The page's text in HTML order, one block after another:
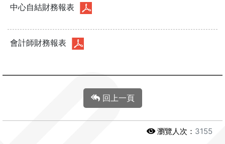
中心自結財務報表
會計師財務報表
回上一頁
瀏覽人次： 3155